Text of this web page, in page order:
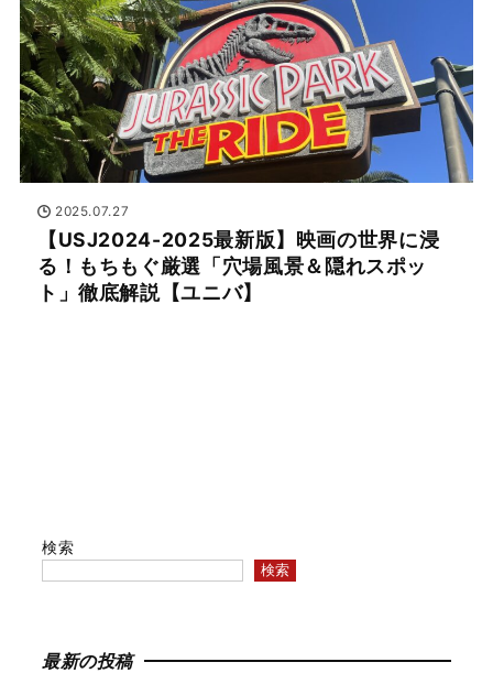
2025.07.27
【USJ2024-2025最新版】映画の世界に浸
る！もちもぐ厳選「穴場風景＆隠れスポッ
ト」徹底解説【ユニバ】
検索
検索
最新の投稿